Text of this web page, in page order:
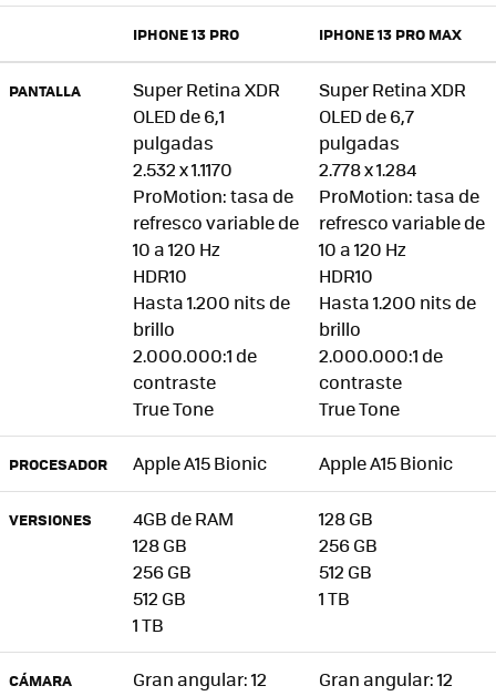
IPHONE 13 PRO IPHONE 13 PRO MAX
PANTALLA
Super Retina XDR
OLED de 6,1
pulgadas
2.532 x 1.1170
ProMotion: tasa de
refresco variable de
10 a 120 Hz
HDR10
Hasta 1.200 nits de
brillo
2.000.000:1 de
contraste
True Tone
Super Retina XDR
OLED de 6,7
pulgadas
2.778 x 1.284
ProMotion: tasa de
refresco variable de
10 a 120 Hz
HDR10
Hasta 1.200 nits de
brillo
2.000.000:1 de
contraste
True Tone
PROCESADOR Apple A15 Bionic Apple A15 Bionic
VERSIONES
4GB de RAM
128 GB
256 GB
512 GB
1 TB
128 GB
256 GB
512 GB
1 TB
CÁMARA
Gran angular: 12
Gran angular: 12